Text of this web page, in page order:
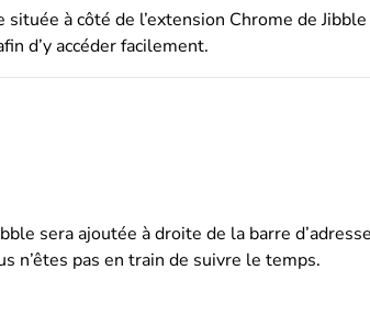
à côté de l’extension Chrome de Jibble
d’y accéder facilement.
sera ajoutée à droite de la barre
n’êtes pas en train de suivre le temps.